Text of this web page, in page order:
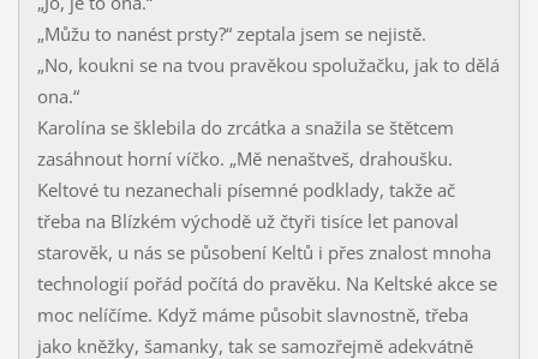
„Můžu to nanést prsty?“ zeptala jsem se nejistě.
„No, koukni se na tvou pravěkou spolužačku, jak to dělá
ona.“
Karolína se šklebila do zrcátka a snažila se štětcem
zasáhnout horní víčko. „Mě nenaštveš, drahoušku.
Keltové tu nezanechali písemné podklady, takže ač
třeba na Blízkém východě už čtyři tisíce let panoval
starověk, u nás se působení Keltů i přes znalost mnoha
technologií pořád počítá do pravěku. Na Keltské akce se
moc nelíčíme. Když máme působit slavnostně, třeba
jako kněžky, šamanky, tak se samozřejmě adekvátně